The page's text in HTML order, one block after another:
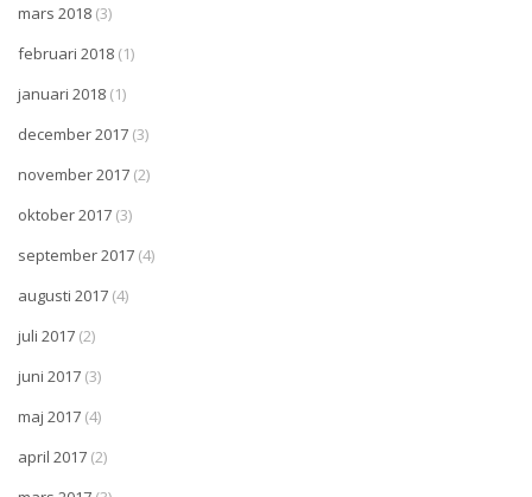
mars 2018 (3)
februari 2018 (1)
januari 2018 (1)
december 2017 (3)
november 2017 (2)
oktober 2017 (3)
september 2017 (4)
augusti 2017 (4)
juli 2017 (2)
juni 2017 (3)
maj 2017 (4)
april 2017 (2)